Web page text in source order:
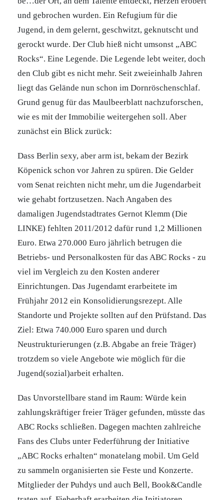
und gebrochen wurden. Ein Refugium für die
Jugend, in dem gelernt, geschwitzt, geknutscht und
gerockt wurde. Der Club hieß nicht umsonst „ABC
Rocks“. Eine Legende. Die Legende lebt weiter, doch
den Club gibt es nicht mehr. Seit zweieinhalb Jahren
liegt das Gelände nun schon im Dornröschenschlaf.
Grund genug für das Maulbeerblatt nachzuforschen,
wie es mit der Immobilie weitergehen soll. Aber
zunächst ein Blick zurück:
Dass Berlin sexy, aber arm ist, bekam der Bezirk
Köpenick schon vor Jahren zu spüren. Die Gelder
vom Senat reichten nicht mehr, um die Jugendarbeit
wie gehabt fortzusetzen. Nach Angaben des
damaligen Jugendstadtrates Gernot Klemm (Die
LINKE) fehlten 2011/2012 dafür rund 1,2 Millionen
Euro. Etwa 270.000 Euro jährlich betrugen die
Betriebs- und Personalkosten für das ABC Rocks - zu
viel im Vergleich zu den Kosten anderer
Einrichtungen. Das Jugendamt erarbeitete im
Frühjahr 2012 ein Konsolidierungsrezept. Alle
Standorte und Projekte sollten auf den Prüfstand. Das
Ziel: Etwa 740.000 Euro sparen und durch
Neustrukturierungen (z.B. Abgabe an freie Träger)
trotzdem so viele Angebote wie möglich für die
Jugend(sozial)arbeit erhalten.
Das Unvorstellbare stand im Raum: Würde kein
zahlungskräftiger freier Träger gefunden, müsste das
ABC Rocks schließen. Dagegen machten zahlreiche
Fans des Clubs unter Federführung der Initiative
„ABC Rocks erhalten“ monatelang mobil. Um Geld
zu sammeln organisierten sie Feste und Konzerte.
Mitglieder der Puhdys und auch Bell, Book&Candle